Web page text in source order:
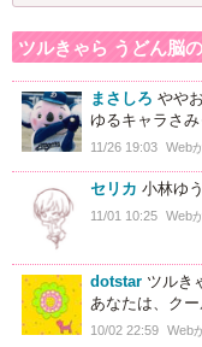
ツルきゃら うどん脳
まさしろ やや
ゆるキャラさみ
11/26 19:03 Web
セリカ 小林ゆ
11/01 10:25 Web
dotstar ツルき
あなたは、クー
10/02 22:59 Web